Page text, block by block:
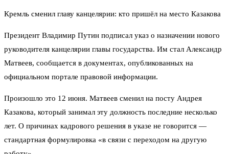
Кремль сменил главу канцелярии: кто пришёл на место Казакова
Президент Владимир Путин подписал указ о назначении нового
руководителя канцелярии главы государства. Им стал Александр
Матвеев, сообщается в документах, опубликованных на
официальном портале правовой информации.
Произошло это 12 июня. Матвеев сменил на посту Андрея
Казакова, который занимал эту должность последние несколько
лет. О причинах кадрового решения в указе не говорится —
стандартная формулировка «в связи с переходом на другую